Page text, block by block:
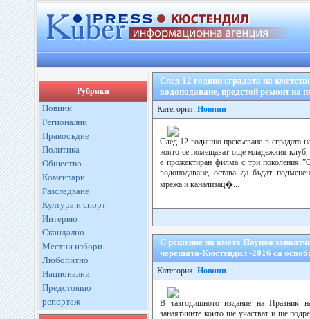
Рубрики
Новини
Регионални
Правосъдие
Политика
Общество
Коментари
Разследване
Култура и спорт
Интервю
Скандално
Местни избори
Любопитно
Национални
Предстоящо
репортаж
След 12 години сградата на
водоподаване, предстой ремонт на
Категория: Новини
След 12 годишно прекъсване в сградата
която се помещават още младежкия клуб,
е прожектиран филма с три поколения
водоподаване, остава да бъдат
мрежа и канализац�...
С решение на кмета Паунов
черешата-Кюстендил -2016 са
Категория: Новини
В тазгодишното издание на Празник
занаятчиите които ще участват и ще